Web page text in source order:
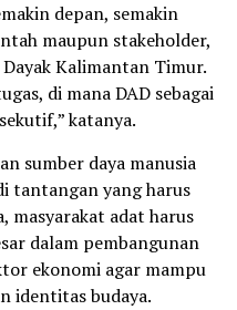
depan, semakin
maupun stakeholder,
Kalimantan Timur.
di mana DAD sebagai
katanya.
sumber daya manusia
tantangan yang harus
masyarakat adat harus
dalam pembangunan
ekonomi agar mampu
identitas budaya.